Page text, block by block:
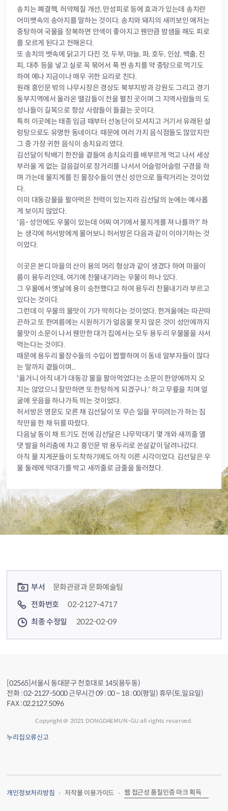
송치는 폐결핵, 허약체질 개선, 만성피로 등에 효과가 있는데 송치란
어미뱃속의 송아지를 말하는 것이다. 송치와 돼지의 새끼보인 애저는
중탕하여 국물을 장복하면 안색이 좋아지고 웬만큼 밤샘을 해도 피로
를 모르게 된다고 전해온다.
또 송치의 뱃속에 닭고기 다진 것, 두부, 마늘, 파, 호두, 인삼, 백출, 진
피, 대추 등을 넣고 실로 꼭 묶어서 푹 찐 송치를 약 중탕으로 먹기도
하여 예나 지금이나 매우 귀한 요리로 친다.
원래 흥인문 밖의 나무시장은 경상도 북부지방과 강원도 그리고 경기
동부지역에서 올라온 땔감들이 전을 펼친 곳이며 그 지역사람들의 도
성나들이 길목으로 항상 사람들이 들끓는 곳이다.
특히 이곳에는 태종 임금 때부터 선농단이 모셔지고 거기서 유래된 설
렁탕으로도 유명한 동네이다. 때문에 여러 가지 음식점들도 많았지만
그 중 가장 귀한 음식이 송치요리 였다.
김선달이 탁배기 한잔을 곁들여 송치요리를 배부르게 먹고 나서 세상
부러울 게 없는 걸음걸이로 장거리를 나서서 어슬렁어슬렁 구경을 하
며 가는데 물지게를 진 물장수들이 연신 성안으로 들락거리는 것이었
다.
이미 대동강물을 팔아먹은 전력이 있는지라 김선달의 눈에는 예사롭
게 보이지 않았다.
'음- 성안에도 우물이 있는데 어찌 여기에서 물지게를 져 나를까?' 하
는 생각에 허서방에게 물어보니 허서방은 다음과 같이 이야기하는 것
이었다.
이곳은 본디 마을의 산이 용의 머리 형상과 같이 생겼다 하여 마을이
름이 용두리인데, 여기에 찬물내기라는 우물이 하나 있다.
그 우물에서 옛날에 용이 승천했다고 하여 용두리 찬물내기라 부르고
있다는 것이다.
그런데 이 우물의 물맛이 기가 막히다는 것이었다. 한겨울에는 따끈따
끈하고 또 한여름에는 시원하기가 얼음물 못지 않은 것이 성안에까지
물맛이 소문이 나서 웬만한 대가 집에서는 모두 용두리 우물물을 사서
먹는다는 것이다.
때문에 용두리 물장수들의 수입이 짭짤하며 이 동네 알부자들이 많다
는 말까지 곁들이며...
'옳거니 아직 내가 대동강 물을 팔아먹었다는 소문이 한양에까지 오
지는 않았으니 잘만하면 또 한탕하게 되겠구나.' 하고 무릎을 치며 얼
굴에 웃음을 하나가득 띄는 것이었다.
허서방은 영문도 모른 채 김선달이 또 무슨 일을 꾸미려는가 하는 짐
작만을 한 채 뒤를 따랐다.
다음날 동이 채 트기도 전에 김선달은 나무막대기 몇 개와 새끼줄 열
댓 발을 허리춤에 차고 흥인문 밖 용두리로 쏜살같이 달려나갔다.
아직 물 지게꾼들이 도착하기에도 아직 이른 시각이었다. 김선달은 우
물 둘레에 막대기를 박고 새끼줄로 금줄을 둘러쳤다.
부서
문화관광과 문화예술팀
전화번호
02-2127-4717
최종 수정일
2022-02-09
[02565]서울시 동대문구 천호대로 145(용두동)
전화 : 02-2127-5000 근무시간 09 : 00 ~ 18 : 00(평일) 휴무(토,일요일)
FAX : 02.2127.5096
Copyright＠ 2021 DONGDAEMUN-GU all rights reserved.
누리집오류신고
개인정보처리방침 저작물 이용가이드 웹 접근성 품질인증 마크 획득